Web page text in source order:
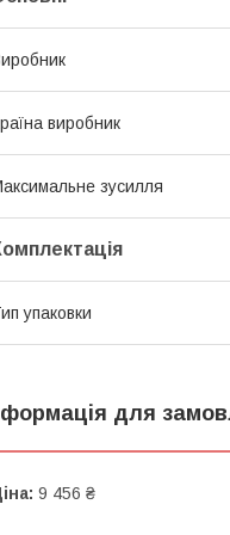
виробник
зусилля
упаковки
для
9 456 ₴